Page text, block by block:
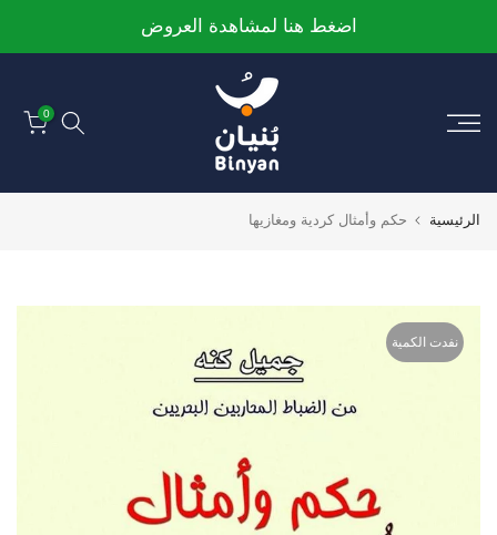
إلى
اضغط هنا لمشاهدة العروض
0
الرئيسية حكم وأمثال كردية ومغازيها
نفدت الكمية